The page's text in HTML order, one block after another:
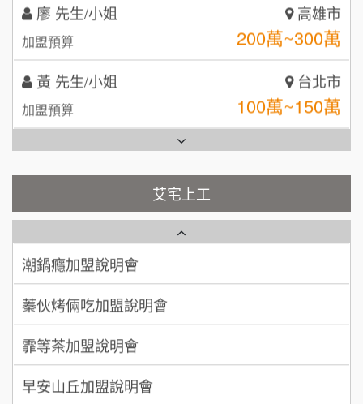
10 TEA TOP台灣第一味
廖 先生/小姐 高雄市
加盟預算 200萬~300萬
黃 先生/小姐 台北市
加盟預算 100萬~150萬
林 先生/小姐 屏東縣
加盟預算 100萬 ~ 200萬
吳 先生/小姐 屏東縣
加盟預算 100萬~200萬
周 先生/小姐 台北
加盟預算
徐 先生/小姐
加盟預算
艾宅上工
日十。早午食加盟說明會
拾鑶火鍋加盟說明會
全家加盟說明會
彭富貴加盟說明會
NU PASTA義大利麵加盟說明會
潮鍋癮加盟說明會
蓁伙烤倆吃加盟說明會
霏等茶加盟說明會
早安山丘加盟說明會
藍象廷泰式火鍋加盟說明會
日十。早午食加盟說明會
上宇林加盟說明會
莫尼早餐Morni加盟說明會
手作功夫茶加盟說明會